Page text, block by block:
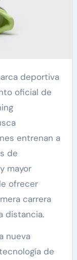
deportiva
oficial de
entrenan a
de
mayor
ofrecer
carrera
distancia.
nueva
de